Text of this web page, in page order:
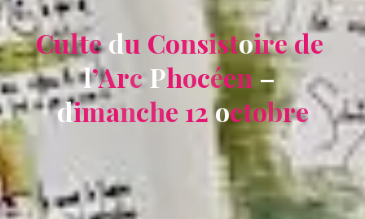
Culte du Consistoirede
l’Arc Phocéen –
dimanche 12octobre